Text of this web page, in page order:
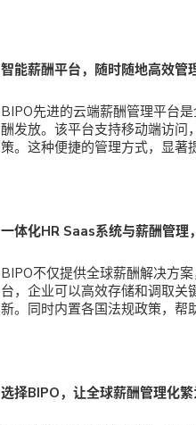
智能薪酬平台，随时随地高效管
BIPO先进的云端薪酬管理平台
酬发放。该平台支持移动端访问
策。这种便捷的管理方式，显著
一体化HR Saas系统与薪酬管理
BIPO不仅提供全球薪酬解决方
台，企业可以高效存储和调取关
新。同时内置各国法规政策，帮
选择BIPO，让全球薪酬管理化